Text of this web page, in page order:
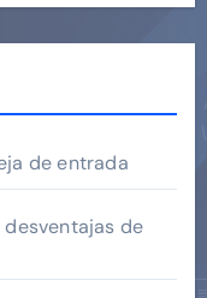
de entrada
desventajas de